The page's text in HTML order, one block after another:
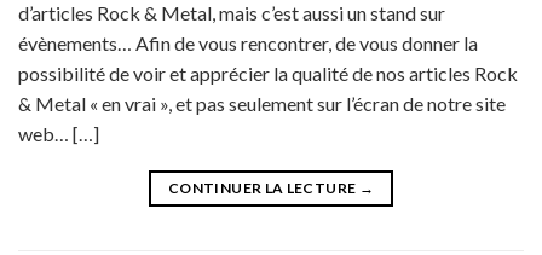
d’articles Rock & Metal, mais c’est aussi un stand sur
évènements… Afin de vous rencontrer, de vous donner la
possibilité de voir et apprécier la qualité de nos articles Rock
& Metal « en vrai », et pas seulement sur l’écran de notre site
web… […]
CONTINUER LA LECTURE →